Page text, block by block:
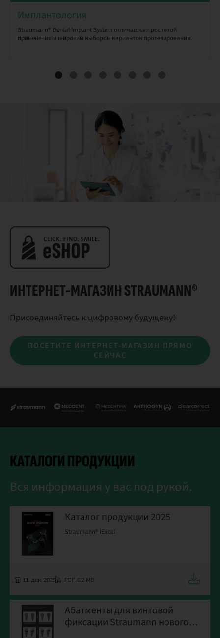
Имплантология
Straumann® Dental Implant System отличается простотой
применения и широким выбором вариантов протезирования.
ИНТЕРНЕТ-МАГАЗИН STRAUMANN®
Присоединяйтесь к цифровому будущему!
ПОСЕТИТЕ ИНТЕРНЕТ-МАГАЗИН ПРЯМО
СЕЙЧАС
КАТАЛОГИ ПРОДУКЦИИ
Вся информация у вас под рукой.
Каталог продукции 2025
Straumann® iExcel
11. дек. 2025 PDF, 6.2 MB
Абатменты для винтовой
фиксации Straumann нового